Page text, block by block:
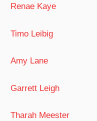
Renae Kaye
Timo Leibig
Amy Lane
Garrett Leigh
Tharah Meester